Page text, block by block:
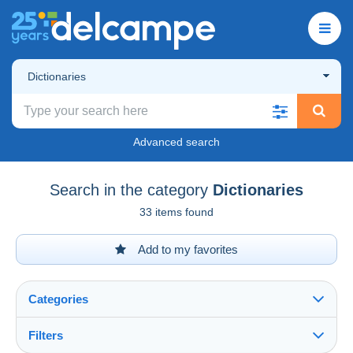
Dictionaries
Advanced search
Search in the category Dictionaries
33 items found
Add to my favorites
Categories
Filters